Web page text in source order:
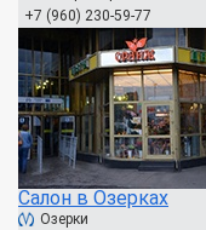
+7 (960) 230-59-77
Салон в Озерках
Озерки